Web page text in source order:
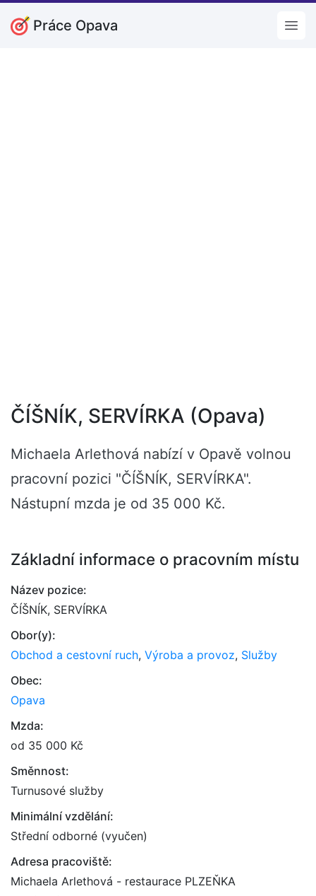
Práce Opava
ČÍŠNÍK, SERVÍRKA (Opava)
Michaela Arlethová nabízí v Opavě volnou
pracovní pozici "ČÍŠNÍK, SERVÍRKA".
Nástupní mzda je od 35 000 Kč.
Základní informace o pracovním místu
Název pozice:
ČÍŠNÍK, SERVÍRKA
Obor(y):
Obchod a cestovní ruch, Výroba a provoz, Služby
Obec:
Opava
Mzda:
od 35 000 Kč
Směnnost:
Turnusové služby
Minimální vzdělání:
Střední odborné (vyučen)
Adresa pracoviště:
Michaela Arlethová - restaurace PLZEŇKA